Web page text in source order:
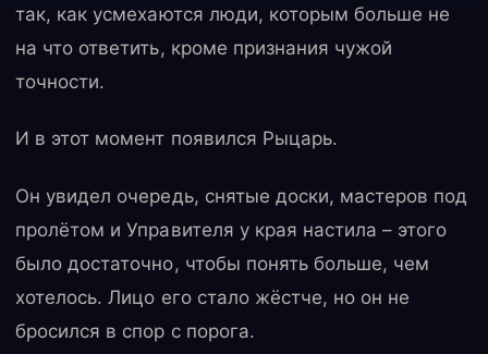
так, как усмехаются люди, которым больше не
на что ответить, кроме признания чужой
точности.
И в этот момент появился Рыцарь.
Он увидел очередь, снятые доски, мастеров под
пролётом и Управителя у края настила – этого
было достаточно, чтобы понять больше, чем
хотелось. Лицо его стало жёстче, но он не
бросился в спор с порога.